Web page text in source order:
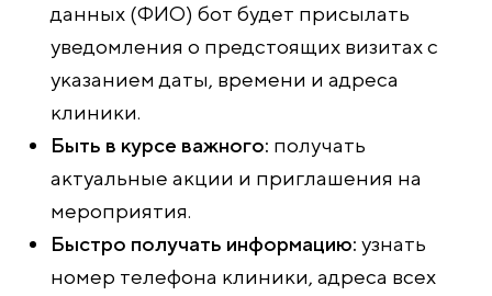
данных (ФИО) бот будет присылать
уведомления о предстоящих визитах с
указанием даты, времени и адреса
клиники.
Быть в курсе важного: получать
актуальные акции и приглашения на
мероприятия.
Быстро получать информацию: узнать
номер телефона клиники, адреса всех